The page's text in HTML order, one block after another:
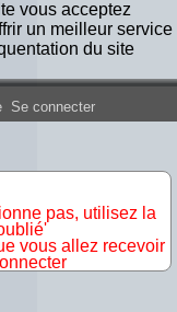
vous acceptez
un meilleur service
du site
Se connecter
pas, utilisez la
vous allez recevoir